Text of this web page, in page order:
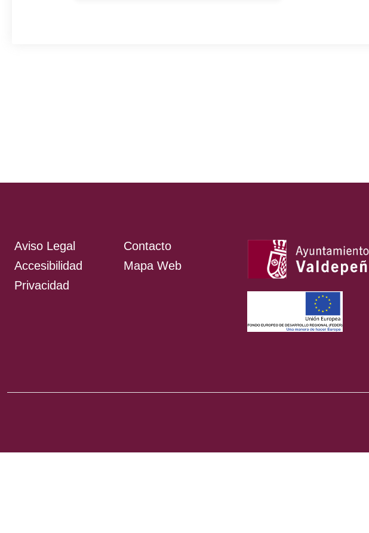
Aviso Legal
Accesibilidad
Privacidad
Contacto
Mapa Web